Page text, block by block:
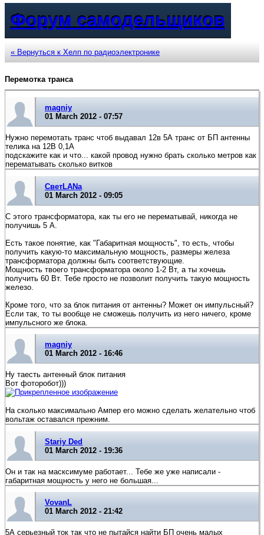
Форум самодельщиков
« Вернуться к Хелп по радиоэлектронике
Перемотка транса
magniy
01 March 2012 - 07:57
Нужно перемотать транс чтоб выдавал 12в 5А транс от БП антенны
телика на 12В 0,1А
подскажите как и что... какой провод нужно брать сколько метров как
перематывать сколько витков
СветLANa
01 March 2012 - 09:05
С этого трансформатора, как ты его не перематывай, никогда не
получишь 5 А.
Есть такое понятие, как "Габаритная мощность", то есть, чтобы
получить какую-то максимальную мощность, размеры железа
трансформатора должны быть соответствующие.
Мощность твоего трансформатора около 1-2 Вт, а ты хочешь
получить 60 Вт. Тебе просто не позволит получить такую мощность
железо.
Кроме того, что за блок питания от антенны? Может он импульсный?
Если так, то ты вообще не сможешь получить из него ничего, кроме
импульсного же блока.
magniy
01 March 2012 - 16:46
Ну таесть антенный блок питания
Вот фоторобот)))
На сколько максимально Ампер его можно сделать желательно чтоб
вольтаж оставался прежним.
Stariy Ded
01 March 2012 - 19:36
Он и так на масксимуме работает... Тебе же уже написали -
габаритная мощность у него не большая...
VovanL
01 March 2012 - 21:42
5А серьезный ток так что не пытайся найти БП очень малых